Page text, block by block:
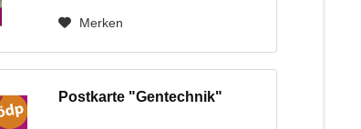
Merken
Postkarte "Gentechnik"